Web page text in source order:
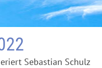
Sebastian Schulz